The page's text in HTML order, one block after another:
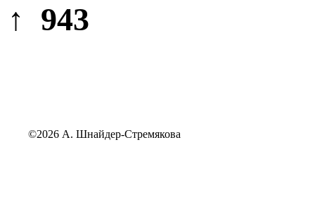
↑ 943
©2026 А. Шнайдер-Стремякова